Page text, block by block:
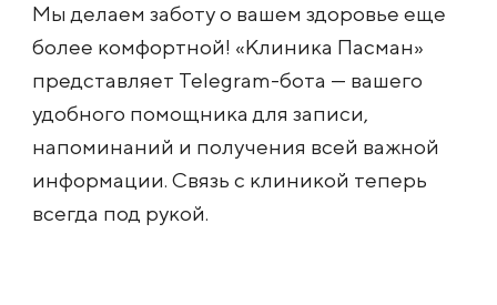
Мы делаем заботу о вашем здоровье еще
более комфортной! «Клиника Пасман»
представляет Telegram-бота — вашего
удобного помощника для записи,
напоминаний и получения всей важной
информации. Связь с клиникой теперь
всегда под рукой.